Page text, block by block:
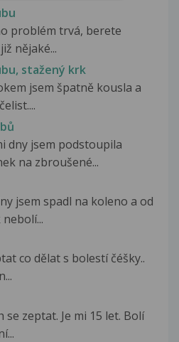
problém trvá, berete
nějaké...
stažený krk
jsem špatně kousla a
dny jsem podstoupila
na zbroušené...
jsem spadl na koleno a od
co dělat s bolestí čéšky..
zeptat. Je mi 15 let. Bolí